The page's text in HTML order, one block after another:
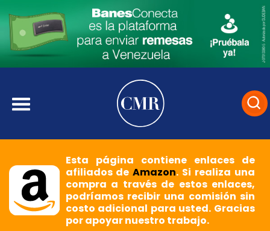
Esta página contiene enlaces de
afiliados deAmazon. Si realiza una
compra a través de estos enlaces,
podríamos recibir una comisión sin
costo adicional para usted. Gracias
por apoyar nuestro trabajo.